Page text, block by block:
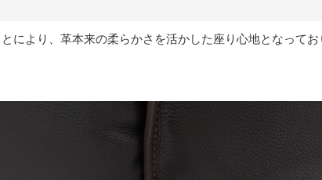
により、革本来の柔らかさを活かした座り心地となって